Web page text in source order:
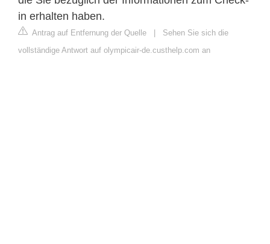
in erhalten haben.
Antrag auf Entfernung der Quelle
Sehen Sie sich die
vollständige Antwort auf olympicair-de.custhelp.com an